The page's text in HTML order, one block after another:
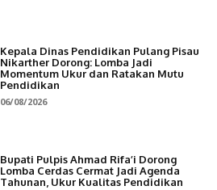
Kepala Dinas Pendidikan Pulang Pisau
Nikarther Dorong: Lomba Jadi
Momentum Ukur dan Ratakan Mutu
Pendidikan
06/08/2026
Bupati Pulpis Ahmad Rifa’i Dorong
Lomba Cerdas Cermat Jadi Agenda
Tahunan, Ukur Kualitas Pendidikan